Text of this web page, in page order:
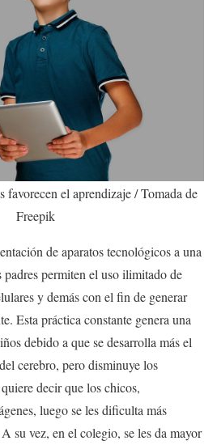
favorecen el aprendizaje / Tomada de
Freepik
de aparatos tecnológicos a una
padres permiten el uso ilimitado de
y demás con el fin de generar
Esta práctica constante genera una
debido a que se desarrolla más el
cerebro, pero disminuye los
decir que los chicos,
luego se les dificulta más
su vez, en el colegio, se les da mayor